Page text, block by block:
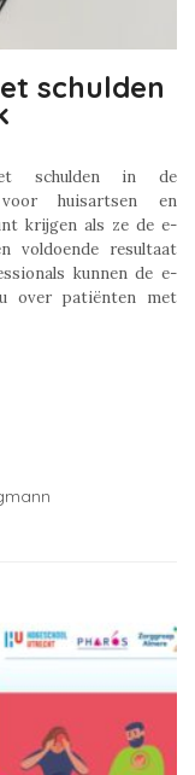
schulden
schulden in de
huisartsen en
krijgen als ze de e-
voldoende resultaat
kunnen de e-
over patiënten met